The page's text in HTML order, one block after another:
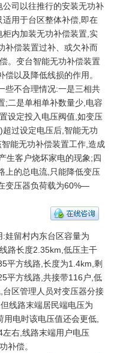
公司以往推行的安装无功补
适用于台区整体补偿,即在
柜内加装无功补偿装置,实
补偿装置过补、或欠补而
。变台智能无功补偿装置
以及降低线损的作用。
些不合理情况:一是三相共
;二是单相单补数量少,电容
设定投入电压阀值,如变压
过设定电压后,智能无功
能无功补偿装置工作,造成
生客户烧坏家电的现象;四
上的总电流,只能降低变压
变压器负荷载为60%—
:娃留村内东台区容量为
路长度2.35km,低压主干
平方线路,长度为1.4km,剩
平方线路,共接带116户,低
区管理人员对变压器分接
线路末端居民端电压为
电时该电压值还会更低,
右,线路末端用户电压
补偿。